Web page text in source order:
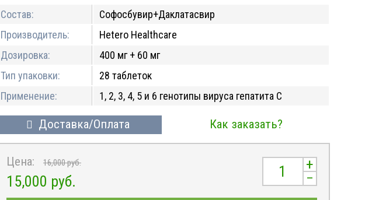
Состав:
Софосбувир+Даклатасвир
Производитель:
Hetero Healthcare
Дозировка:
400 мг + 60 мг
Тип упаковки:
28 таблеток
Применение:
1, 2, 3, 4, 5 и 6 генотипы вируса гепатита С
Доставка/Оплата Как заказать?
Цена: 16,000руб.
15,000 руб.
+
–